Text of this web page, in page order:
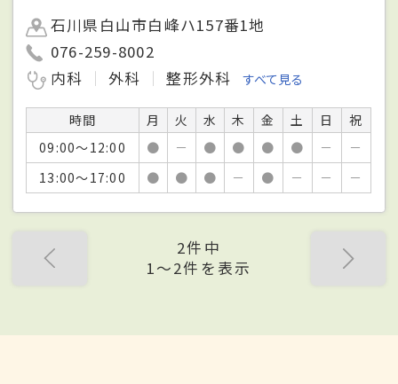
石川県白山市白峰ハ157番1地
076-259-8002
内科
外科 整形外科 すべて見る
時間 月 火 水 木 金 土 日
祝
09:00～12:00
● － ● ● ● ● －
－
13:00～17:00
● ● ● － ● － － －
2件中
1〜2件を表示